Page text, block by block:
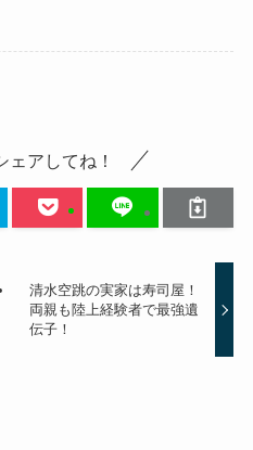
ェアしてね！
清水空跳の実家は寿司屋！
両親も陸上経験者で最強遺
伝子！